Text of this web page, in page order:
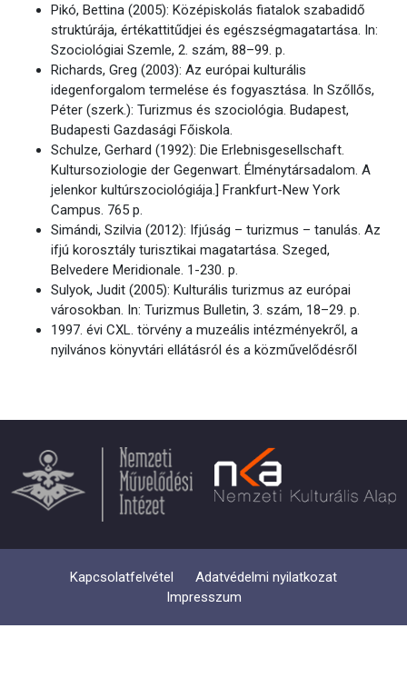
Pikó, Bettina (2005): Középiskolás fiatalok szabadidő
struktúrája, értékattitűdjei és egészségmagatartása. In:
Szociológiai Szemle, 2. szám, 88–99. p.
Richards, Greg (2003): Az európai kulturális
idegenforgalom termelése és fogyasztása. In Szőllős,
Péter (szerk.): Turizmus és szociológia. Budapest,
Budapesti Gazdasági Főiskola.
Schulze, Gerhard (1992): Die Erlebnisgesellschaft.
Kultursoziologie der Gegenwart. Élménytársadalom. A
jelenkor kultúrszociológiája.] Frankfurt-New York
Campus. 765 p.
Simándi, Szilvia (2012): Ifjúság – turizmus – tanulás. Az
ifjú korosztály turisztikai magatartása. Szeged,
Belvedere Meridionale. 1-230. p.
Sulyok, Judit (2005): Kulturális turizmus az európai
városokban. In: Turizmus Bulletin, 3. szám, 18–29. p.
1997. évi CXL. törvény a muzeális intézményekről, a
nyilvános könyvtári ellátásról és a közművelődésről
Kapcsolatfelvétel
Adatvédelmi nyilatkozat
Impresszum